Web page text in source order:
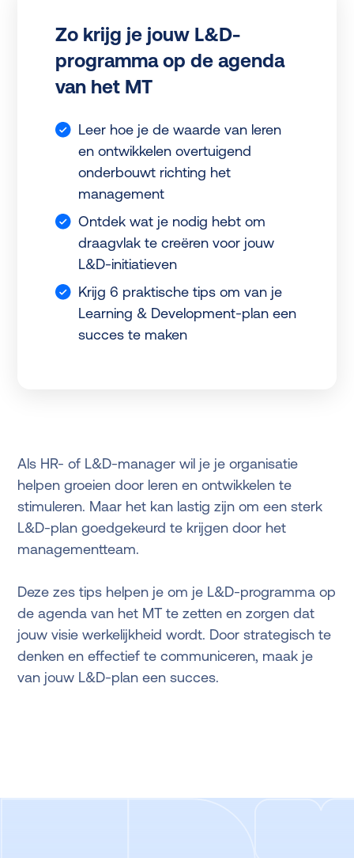
Zo krijg je jouw L&D-
programma op de agenda
van het MT
Leer hoe je de waarde van leren
en ontwikkelen overtuigend
onderbouwt richting het
management
Ontdek wat je nodig hebt om
draagvlak te creëren voor jouw
L&D-initiatieven
Krijg 6 praktische tips om van je
Learning & Development-plan een
succes te maken
Als HR- of L&D-manager wil je je organisatie
helpen groeien door leren en ontwikkelen te
stimuleren. Maar het kan lastig zijn om een sterk
L&D-plan goedgekeurd te krijgen door het
managementteam.
Deze zes tips helpen je om je L&D-programma op
de agenda van het MT te zetten en zorgen dat
jouw visie werkelijkheid wordt. Door strategisch te
denken en effectief te communiceren, maak je
van jouw L&D-plan een succes.